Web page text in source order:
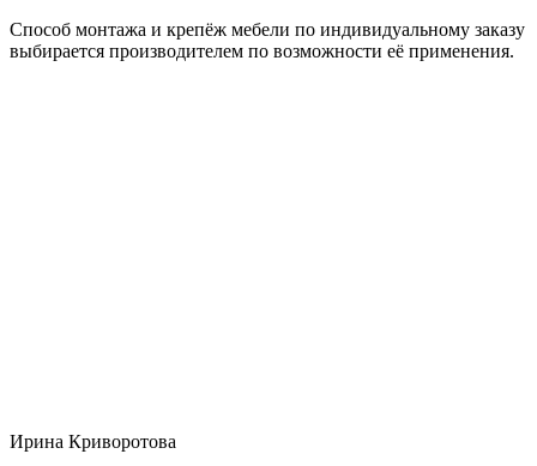
Способ монтажа и крепёж мебели по индивидуальному заказу
выбирается производителем по возможности её применения.
Ирина Криворотова